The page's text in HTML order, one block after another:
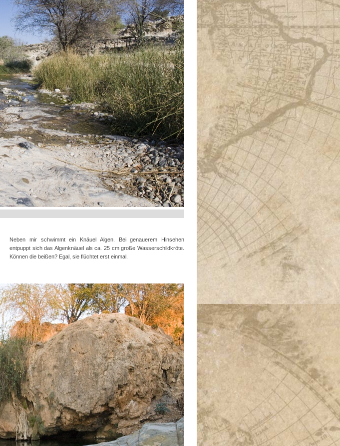
Neben mir schwimmt ein Knäuel Algen. Bei genauerem Hinsehen
entpuppt sich das Algenknäuel als ca. 25 cm große Wasserschildkröte.
Können die beißen? Egal, sie flüchtet erst einmal.